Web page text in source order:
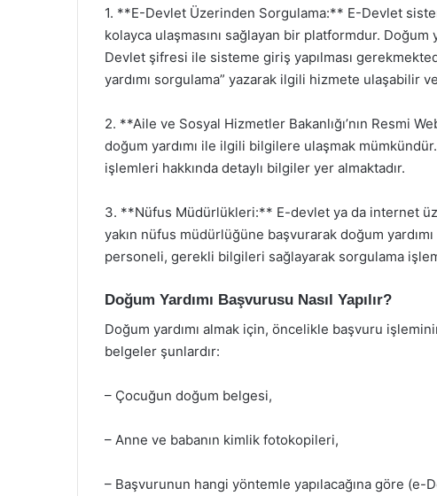
1. **E-Devlet Üzerinden Sorgulama:** E-Devlet
kolayca ulaşmasını sağlayan bir platformdur.
Devlet şifresi ile sisteme giriş yapılması
yardımı sorgulama” yazarak ilgili hizmete ulaşabilir
2. **Aile ve Sosyal Hizmetler Bakanlığı’nın Resmi
doğum yardımı ile ilgili bilgilere ulaşmak
işlemleri hakkında detaylı bilgiler yer almaktadır.
3. **Nüfus Müdürlükleri:** E-devlet ya da internet
yakın nüfus müdürlüğüne başvurarak doğum
personeli, gerekli bilgileri sağlayarak sorgulama
Doğum Yardımı Başvurusu Nasıl Yapılır?
Doğum yardımı almak için, öncelikle başvuru
belgeler şunlardır:
– Çocuğun doğum belgesi,
– Anne ve babanın kimlik fotokopileri,
– Başvurunun hangi yöntemle yapılacağına göre